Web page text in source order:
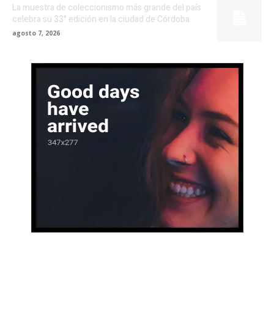
La muestra de coleccionismo más grande del país
celebra su 33° edición en la ciudad de Córdoba
agosto 7, 2026